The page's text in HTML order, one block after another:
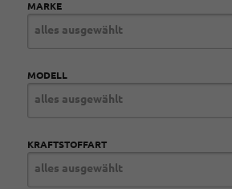
MARKE
alles ausgewählt
MODELL
alles ausgewählt
KRAFTSTOFFART
alles ausgewählt